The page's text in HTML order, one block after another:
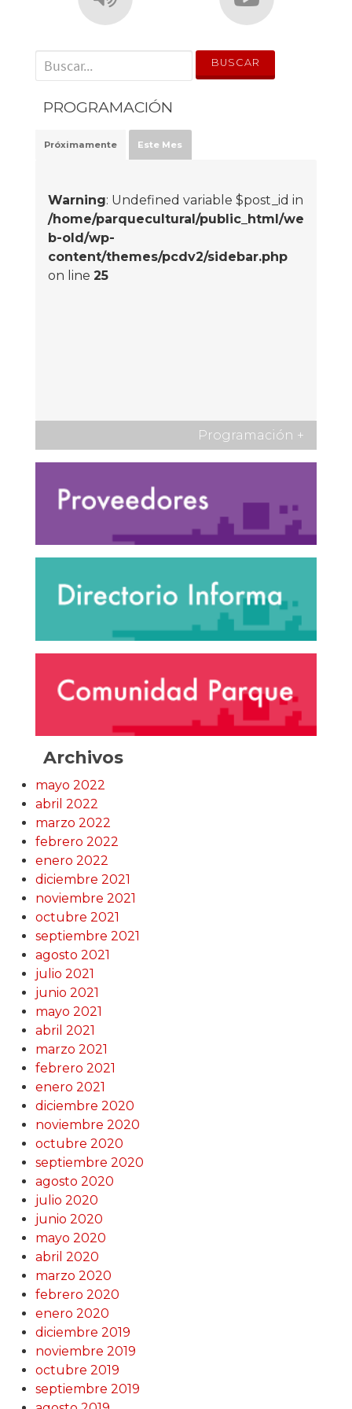
' . __('Search for:') . '
PROGRAMACIÓN
Próximamente Este Mes
Warning: Undefined variable $post_id in
/home/parquecultural/public_html/we
b-old/wp-
content/themes/pcdv2/sidebar.php
on line 25
Programación +
Archivos
mayo 2022
abril 2022
marzo 2022
febrero 2022
enero 2022
diciembre 2021
noviembre 2021
octubre 2021
septiembre 2021
agosto 2021
julio 2021
junio 2021
mayo 2021
abril 2021
marzo 2021
febrero 2021
enero 2021
diciembre 2020
noviembre 2020
octubre 2020
septiembre 2020
agosto 2020
julio 2020
junio 2020
mayo 2020
abril 2020
marzo 2020
febrero 2020
enero 2020
diciembre 2019
noviembre 2019
octubre 2019
septiembre 2019